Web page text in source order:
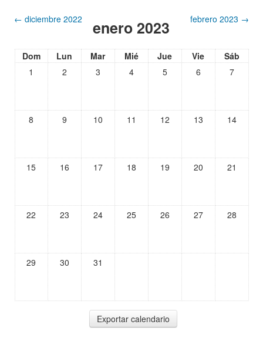
← diciembre 2022 enero 2023 febrero 2023 →
Dom Lun Mar Mié Jue Vie
Sáb
1
2 3 4 5 6 7
8 9 10 11 12 13 14
15 16 17 18 19 20 21
22 23 24 25 26 27 28
29 30 31